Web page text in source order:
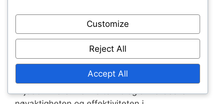
Utstyr brukt
Profesjonelle kamper bruker avansert utstyr,
inkludert elektroniske linjekallingssystemer og
kommunikasjonsenheter for dommere og
linjedommere. Denne teknologien forbedrer
Customize
Reject All
Accept All